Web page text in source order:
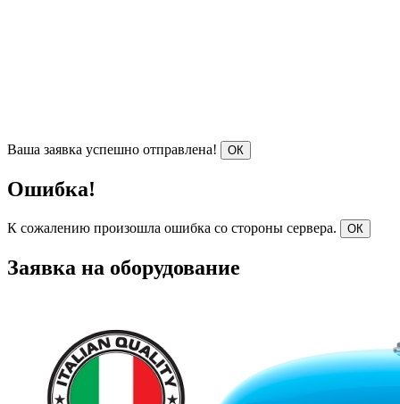
Ваша заявка успешно отправлена! ОК
Ошибка!
К сожалению произошла ошибка со стороны сервера. ОК
Заявка на оборудование